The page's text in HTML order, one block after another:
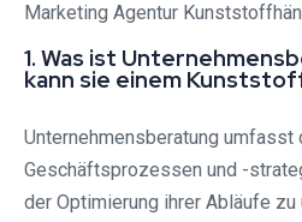
Marketing Agentur
1. Was ist
kann sie einem
Unternehmensberatung umfasst
Geschäftsprozessen und -
der Optimierung ihrer Abläufe zu